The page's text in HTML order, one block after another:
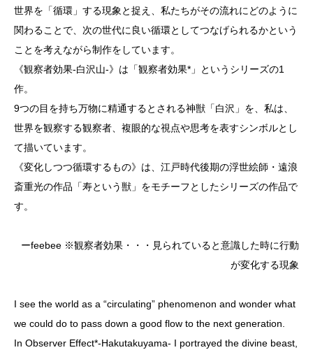
世界を「循環」する現象と捉え、私たちがその流れにどのように
関わることで、次の世代に良い循環としてつなげられるかという
ことを考えながら制作をしています。
《観察者効果-白沢山-》は「観察者効果*」というシリーズの1
作。
9つの目を持ち万物に精通するとされる神獣「白沢」を、私は、
世界を観察する観察者、複眼的な視点や思考を表すシンボルとし
て描いています。
《変化しつつ循環するもの》は、江戸時代後期の浮世絵師・遠浪
斎重光の作品「寿という獣」をモチーフとしたシリーズの作品で
す。
ーfeebee ※観察者効果・・・見られていると意識した時に行動
が変化する現象
I see the world as a “circulating” phenomenon and wonder what
we could do to pass down a good flow to the next generation.
In Observer Effect*-Hakutakuyama- I portrayed the divine beast,